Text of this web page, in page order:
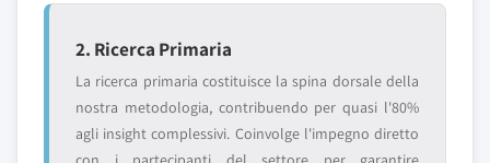
2. Ricerca Primaria
La ricerca primaria costituisce la spina dorsale della
nostra metodologia, contribuendo per quasi l'80%
agli insight complessivi. Coinvolge l'impegno diretto